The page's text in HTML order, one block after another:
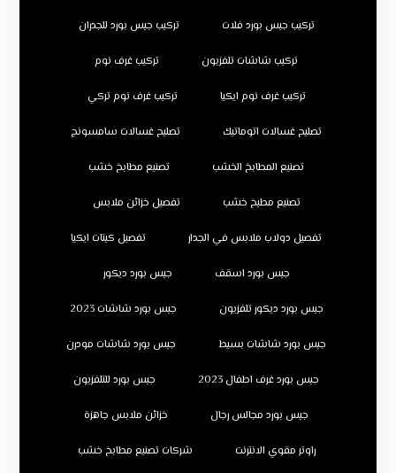
تركيب جبس بورد فلات تركيب جبس بورد للجدران
تركيب شاشات تلفزيون تركيب غرف نوم
تركيب غرف نوم ايكيا تركيب غرف نوم تركي
تصليح غسالات اتوماتيك تصليح غسالات سامسونج
تصنيع المطابخ الخشب تصنيع مطابخ خشب
تصنيع مطبخ خشب تفصيل خزائن ملابس
تفصيل دولاب ملابس في الجدار تفصيل كبتات ايكيا
جبس بورد اسقف جبس بورد ديكور
جبس بورد ديكور تلفزيون جبس بورد شاشات 2023
جبس بورد شاشات بسيط جبس بورد شاشات مودرن
جبس بورد غرف اطفال 2023 جبس بورد للتلفزيون
جبس بورد مجالس رجال خزائن ملابس جاهزة
راوتر مقوي الانترنت شركات تصنيع مطابخ خشب